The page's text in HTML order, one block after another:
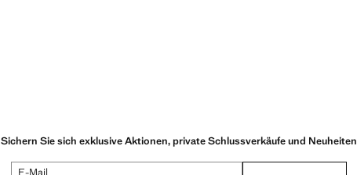
Sichern Sie sich exklusive Aktionen, private Schlussverkäufe und Neuheiten
E-Mail